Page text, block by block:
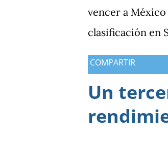
vencer a
clasificación en
COMPARTIR
Un